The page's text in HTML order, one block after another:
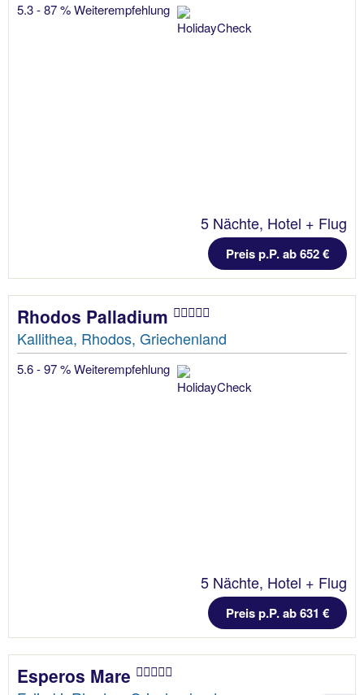
5.3 - 87 % Weiterempfehlung
5 Nächte, Hotel + Flug
Preis p.P. ab 652 €
Rhodos Palladium
Kallithea, Rhodos, Griechenland
5.6 - 97 % Weiterempfehlung
5 Nächte, Hotel + Flug
Preis p.P. ab 631 €
Esperos Mare